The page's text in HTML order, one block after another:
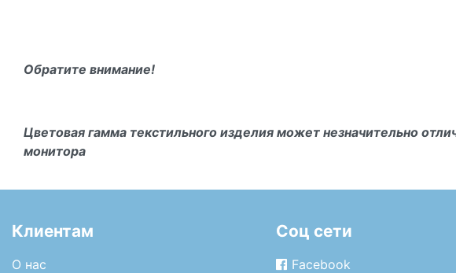
Обратите внимание!
Цветовая гамма текстильного изделия может незначительно
монитора
Клиентам
О нас
Соц сети
Facebook